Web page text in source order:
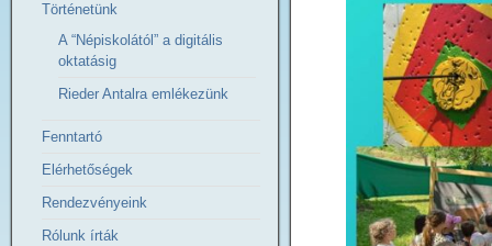
Történetünk
A “Népiskolától” a digitális
oktatásig
Rieder Antalra emlékezünk
Fenntartó
Elérhetőségek
Rendezvényeink
Rólunk írták